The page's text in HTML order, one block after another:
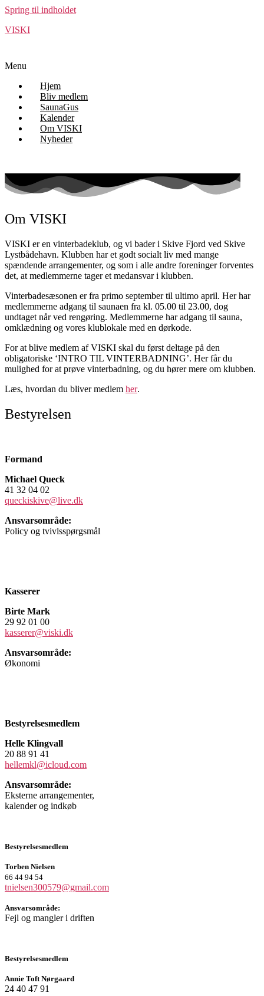
Spring til indholdet
VISKI
Menu
Hjem
Bliv medlem
SaunaGus
Kalender
Om VISKI
Nyheder
Om VISKI
VISKI er en vinterbadeklub, og vi bader i Skive Fjord ved Skive
Lystbådehavn. Klubben har et godt socialt liv med mange
spændende arrangementer, og som i alle andre foreninger forventes
det, at medlemmerne tager et medansvar i klubben.
Vinterbadesæsonen er fra primo september til ultimo april. Her har
medlemmerne adgang til saunaen fra kl. 05.00 til 23.00, dog
undtaget når ved rengøring. Medlemmerne har adgang til sauna,
omklædning og vores klublokale med en dørkode.
For at blive medlem af VISKI skal du først deltage på den
obligatoriske ‘INTRO TIL VINTERBADNING’. Her får du
mulighed for at prøve vinterbadning, og du hører mere om klubben.
Læs, hvordan du bliver medlem her.
Bestyrelsen
Formand
Michael Queck
41 32 04 02
queckiskive@live.dk
Ansvarsområde:
Policy og tvivlsspørgsmål
Kasserer
Birte Mark
29 92 01 00
kasserer@viski.dk
Ansvarsområde:
Økonomi
Bestyrelsesmedlem
Helle Klingvall
20 88 91 41
hellemkl@icloud.com
Ansvarsområde:
Eksterne arrangementer,
kalender og indkøb
Bestyrelsesmedlem
Torben Nielsen
66 44 94 54
tnielsen300579@gmail.com
Ansvarsområde:
Fejl og mangler i driften
Bestyrelsesmedlem
Annie Toft Nørgaard
24 40 47 91